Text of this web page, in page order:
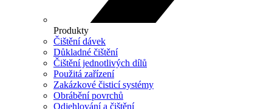
Produkty
Čištění dávek
Důkladné čištění
Čištění jednotlivých dílů
Použitá zařízení
Zakázkové čisticí systémy
Obrábění povrchů
Odjehlování a čištění